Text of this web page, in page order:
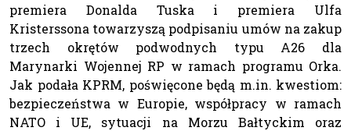
premiera Donalda Tuska i premiera Ulfa
Kristerssona towarzyszą podpisaniu umów na zakup
trzech okrętów podwodnych typu A26 dla
Marynarki Wojennej RP w ramach programu Orka.
Jak podała KPRM, poświęcone będą m.in. kwestiom:
bezpieczeństwa w Europie, współpracy w ramach
NATO i UE, sytuacji na Morzu Bałtyckim oraz